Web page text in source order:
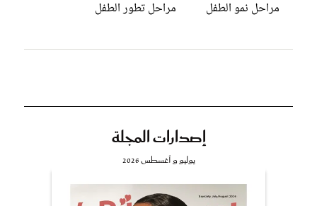
مراحل نمو الطفل
مراحل تطور الطفل
إصدارات المجلة
يوليو و أغسطس 2026